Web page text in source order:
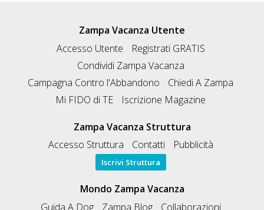
Zampa Vacanza Utente
Accesso Utente
Registrati GRATIS
Condividi Zampa Vacanza
Campagna Contro l'Abbandono
Chiedi A Zampa
Mi FIDO di TE
Iscrizione Magazine
Zampa Vacanza Struttura
Accesso Struttura
Contatti Pubblicità
Iscrivi Struttura
Mondo Zampa Vacanza
Guida A Dog
Zampa Blog Collaborazioni